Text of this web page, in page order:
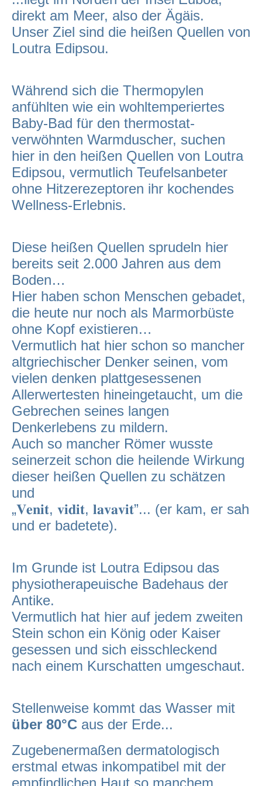
direkt am Meer, also der Ägäis.
Unser Ziel sind die heißen Quellen von
Loutra Edipsou.
Während sich die Thermopylen
anfühlten wie ein wohltemperiertes
Baby-Bad für den thermostat-
verwöhnten Warmduscher, suchen
hier in den heißen Quellen von Loutra
Edipsou, vermutlich Teufelsanbeter
ohne Hitzerezeptoren ihr kochendes
Wellness-Erlebnis.
Diese heißen Quellen sprudeln hier
bereits seit 2.000 Jahren aus dem
Boden…
Hier haben schon Menschen gebadet,
die heute nur noch als Marmorbüste
ohne Kopf existieren…
Vermutlich hat hier schon so mancher
altgriechischer Denker seinen, vom
vielen denken plattgesessenen
Allerwertesten hineingetaucht, um die
Gebrechen seines langen
Denkerlebens zu mildern.
Auch so mancher Römer wusste
seinerzeit schon die heilende Wirkung
dieser heißen Quellen zu schätzen
und
„𝐕𝐞𝐧𝐢𝐭, 𝐯𝐢𝐝𝐢𝐭, 𝐥𝐚𝐯𝐚𝐯𝐢𝐭”... (er kam, er sah
und er badetete).
Im Grunde ist Loutra Edipsou das
physiotherapeuische Badehaus der
Antike.
Vermutlich hat hier auf jedem zweiten
Stein schon ein König oder Kaiser
gesessen und sich eisschleckend
nach einem Kurschatten umgeschaut.
Stellenweise kommt das Wasser mit
über 80°C aus der Erde...
Zugebenermaßen dermatologisch
erstmal etwas inkompatibel mit der